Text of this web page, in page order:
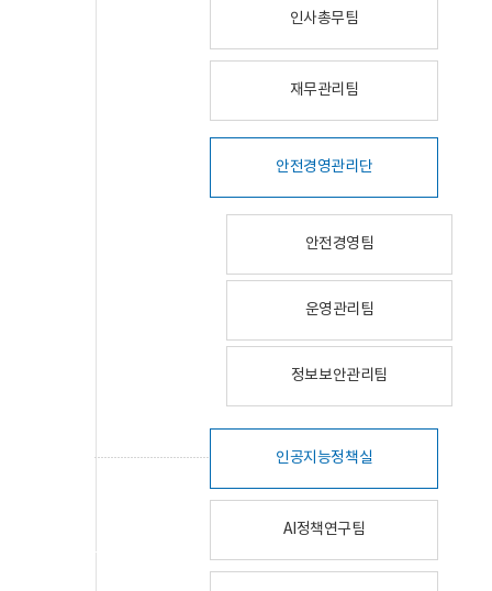
인사총무팀
재무관리팀
안전경영관리단
안전경영팀
운영관리팀
정보보안관리팀
인공지능정책실
AI정책연구팀